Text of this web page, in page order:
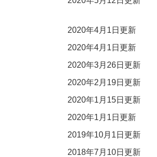
2020年4月1日更新
2020年4月1日更新
2020年3月26日更新
2020年2月19日更新
2020年1月15日更新
2020年1月1日更新
2019年10月1日更新
2018年7月10日更新